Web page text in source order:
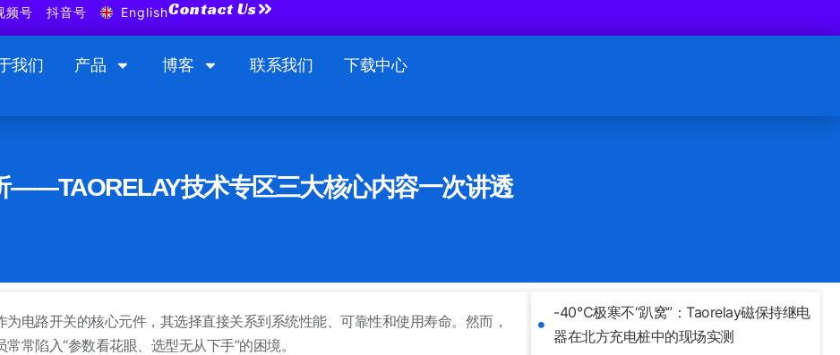
频号 抖音号 EnglishContact Us
我们 产品 博客 联系我们 下载中心
——TAORELAY技术专区三大核心内容一次讲透
电路开关的核心元件，其选择直接关系到系统性能、可靠性和使用寿命。然而，
常陷入“参数看花眼、选型无从下手”的困境。
-40℃极寒不“趴窝”：Taorelay磁保持继电
器在北方充电桩中的现场实测